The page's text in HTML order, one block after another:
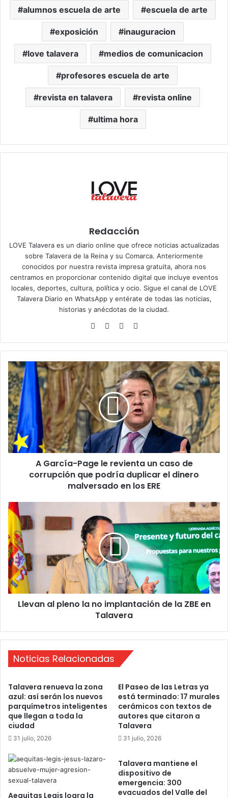
alumnos escuela de arte escuela de arte
exposición inauguracion
love talavera medios de comunicacion
profesores escuela de arte
revista en talavera revista online
ultima hora
Redacción
LOVE Talavera es un diario online que ofrece noticias actualizadas
sobre Talavera de la Reina y su Comarca. Anteriormente
conocidos por nuestra revista impresa gratuita, ahora nos
centramos en proporcionar contenido digital que incluye eventos
locales, deportes, cultura, política y ocio. Sigue el canal de LOVE
Talavera Diario en WhatsAppy entérate de todas las noticias,
historias y anécdotas de la ciudad.
Siti
we
b
Fa
bo
ok
X
ra
m
A
G
a
r
c
í
a
-
P
e
r
v
i
e
n
t
a
a
d
c
o
r
r
u
p
i
ó
n
q
A García-Page le revienta un caso de
corrupción que podría duplicar el dinero
malversado en los ERE
L
v
a
n
a
l
p
n
m
p
l
n
t
a
c
i
ó
Llevan al pleno la no implantación de la ZBE en
Talavera
Noticias Relacionadas
Talavera renueva la zona
azul: así serán los nuevos
parquímetros inteligentes
que llegan a toda la
ciudad
31 julio, 2026
El Paseo de las Letras ya
está terminado: 17 murales
cerámicos con textos de
autores que citaron a
Talavera
31 julio, 2026
Aequitas Legis logra la
Talavera mantiene el
dispositivo de
emergencia: 300
evacuados del Valle del